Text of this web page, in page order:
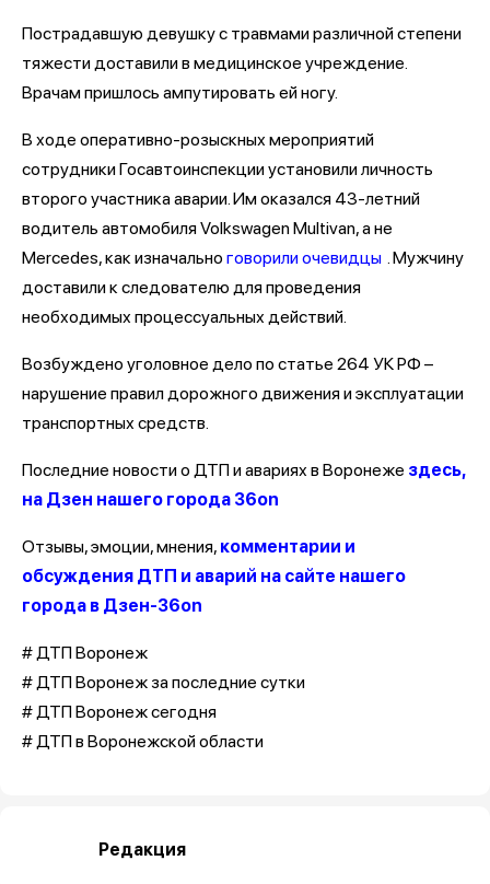
Пострадавшую девушку с травмами различной степени
тяжести доставили в медицинское учреждение.
Врачам пришлось ампутировать ей ногу.
В ходе оперативно-розыскных мероприятий
сотрудники Госавтоинспекции установили личность
второго участника аварии. Им оказался 43-летний
водитель автомобиля Volkswagen Multivan, а не
Mercedes, как изначально говорили очевидцы . Мужчину
доставили к следователю для проведения
необходимых процессуальных действий.
Возбуждено уголовное дело по статье 264 УК РФ –
нарушение правил дорожного движения и эксплуатации
транспортных средств.
Последние новости о ДТП и авариях в Воронеже здесь,
на Дзен нашего города 36on
Отзывы, эмоции, мнения, комментарии и
обсуждения ДТП и аварий на сайте нашего
города в Дзен-36on
# ДТП Воронеж
# ДТП Воронеж за последние сутки
# ДТП Воронеж сегодня
# ДТП в Воронежской области
Редакция